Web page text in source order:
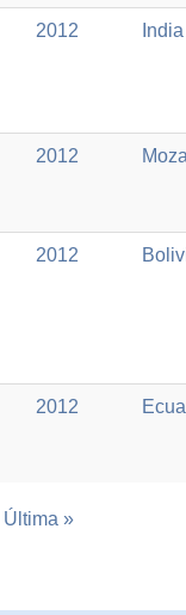
2012 India
2012
2012
2012
Última »